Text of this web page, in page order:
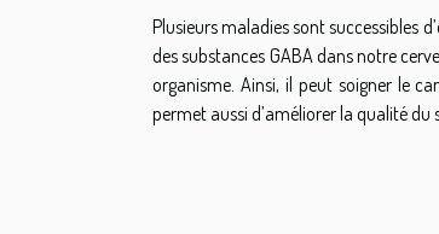
Plusieurs maladies sont successibles
des substances GABA dans notre
organisme. Ainsi, il peut soigner le
permet aussi d’améliorer la qualité du